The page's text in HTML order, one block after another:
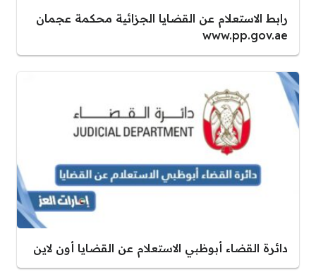
رابط الاستعلام عن القضايا الجزائية محكمة عجمان
www.pp.gov.ae
دائرة القضاء أبوظبي الاستعلام عن القضايا أون لاين